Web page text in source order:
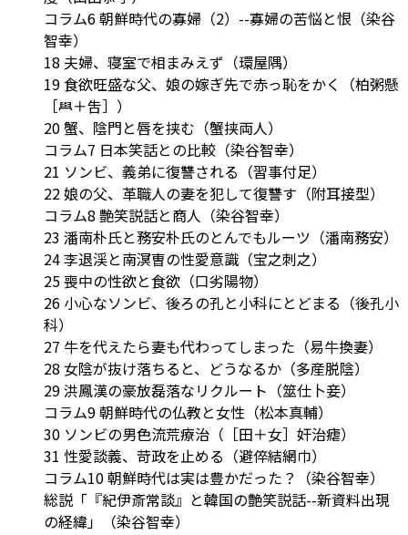
コラム6 朝鮮時代の寡婦（2）--寡婦の苦悩と恨（染谷
智幸）
18 夫婦、寝室で相まみえず（環屋隅）
19 食欲旺盛な父、娘の嫁ぎ先で赤っ恥をかく（柏粥懸
［𦥯＋吿］）
20 蟹、陰門と唇を挟む（蟹挟両人）
コラム7 日本笑話との比較（染谷智幸）
21 ソンビ、義弟に復讐される（習事付足）
22 娘の父、革職人の妻を犯して復讐す（附耳接型）
コラム8 艶笑説話と商人（染谷智幸）
23 潘南朴氏と務安朴氏のとんでもルーツ（潘南務安）
24 李退渓と南溟曺の性愛意識（宝之刺之）
25 喪中の性欲と食欲（口劣陽物）
26 小心なソンビ、後ろの孔と小科にとどまる（後孔小
科）
27 牛を代えたら妻も代わってしまった（易牛換妻）
28 女陰が抜け落ちると、どうなるか（多産脱陰）
29 洪鳳漢の豪放磊落なリクルート（筮仕卜妾）
コラム9 朝鮮時代の仏教と女性（松本真輔）
30 ソンビの男色流荒療治（［田＋女］奸治瘧）
31 性愛談義、苛政を止める（避倅結網巾）
コラム10 朝鮮時代は実は豊かだった？（染谷智幸）
総説「『紀伊斎常談』と韓国の艶笑説話--新資料出現
の経緯」（染谷智幸）